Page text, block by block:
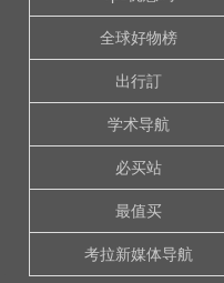
全球好物榜
出行訂
学术导航
必买站
最值买
考拉新媒体导航